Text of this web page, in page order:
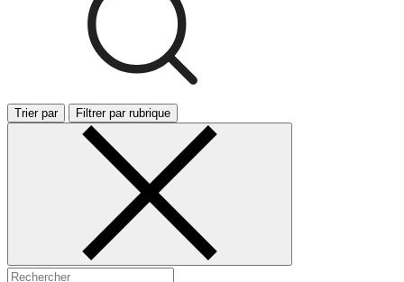
Trier par Filtrer par rubrique